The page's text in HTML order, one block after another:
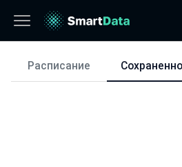
Расписание
Расписание